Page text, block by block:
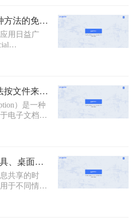
式呢？本文
换为PDF格
OFD免费转PDF：2种方法的免费额度和文件安全对比！
用日益广
国家标准的
逐渐凸显。
的PDF格
阅读。那么
pdf格式呢？
这一任务，
法，让您轻
。
OFD转PDF：3种方法按文件来源（邮件/政务平台/扫描件）选！
）是一种
电子文档的
候我们需要
式，以便更
？本文将为
帮助您将
。
OFD转PDF：在线工具、桌面软件和数科阅读器，哪个更适合你！
共享的时
于不同情
）是中国
格式标准，